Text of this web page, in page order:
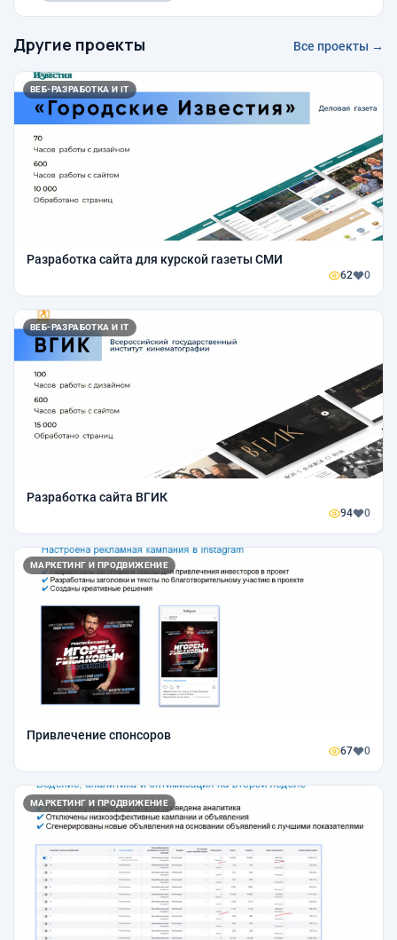
Другие проекты Все проекты →
ВЕБ-РАЗРАБОТКА И IT
Разработка сайта для курской газеты СМИ
62 0
ВЕБ-РАЗРАБОТКА И IT
Разработка сайта ВГИК
94 0
МАРКЕТИНГ И ПРОДВИЖЕНИЕ
Привлечение спонсоров
67 0
МАРКЕТИНГ И ПРОДВИЖЕНИЕ